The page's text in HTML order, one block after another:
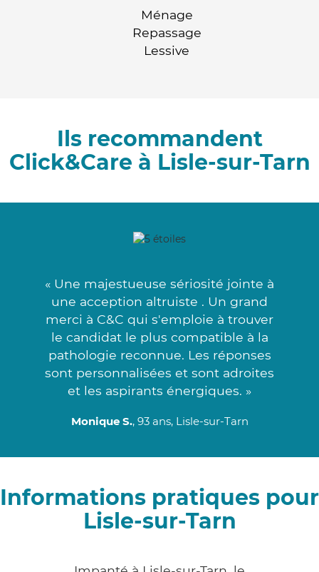
Ménage
Repassage
Lessive
Ils recommandent
Click&Care à Lisle-sur-Tarn
« Une majestueuse sériosité jointe à
une acception altruiste . Un grand
merci à C&C qui s'emploie à trouver
le candidat le plus compatible à la
pathologie reconnue. Les réponses
sont personnalisées et sont adroites
et les aspirants énergiques. »
Monique S., 93 ans, Lisle-sur-Tarn
Informations pratiques pour
Lisle-sur-Tarn